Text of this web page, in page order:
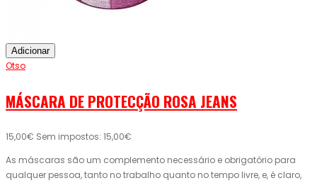
Adicionar
Otso
MÁSCARA DE PROTECÇÃO ROSA JEANS
15,00€ Sem impostos: 15,00€
As máscaras são um complemento necessário e obrigatório para
qualquer pessoa, tanto no trabalho quanto no tempo livre, e, é claro,